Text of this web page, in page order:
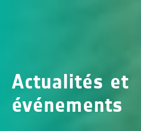
Actualités et
événements